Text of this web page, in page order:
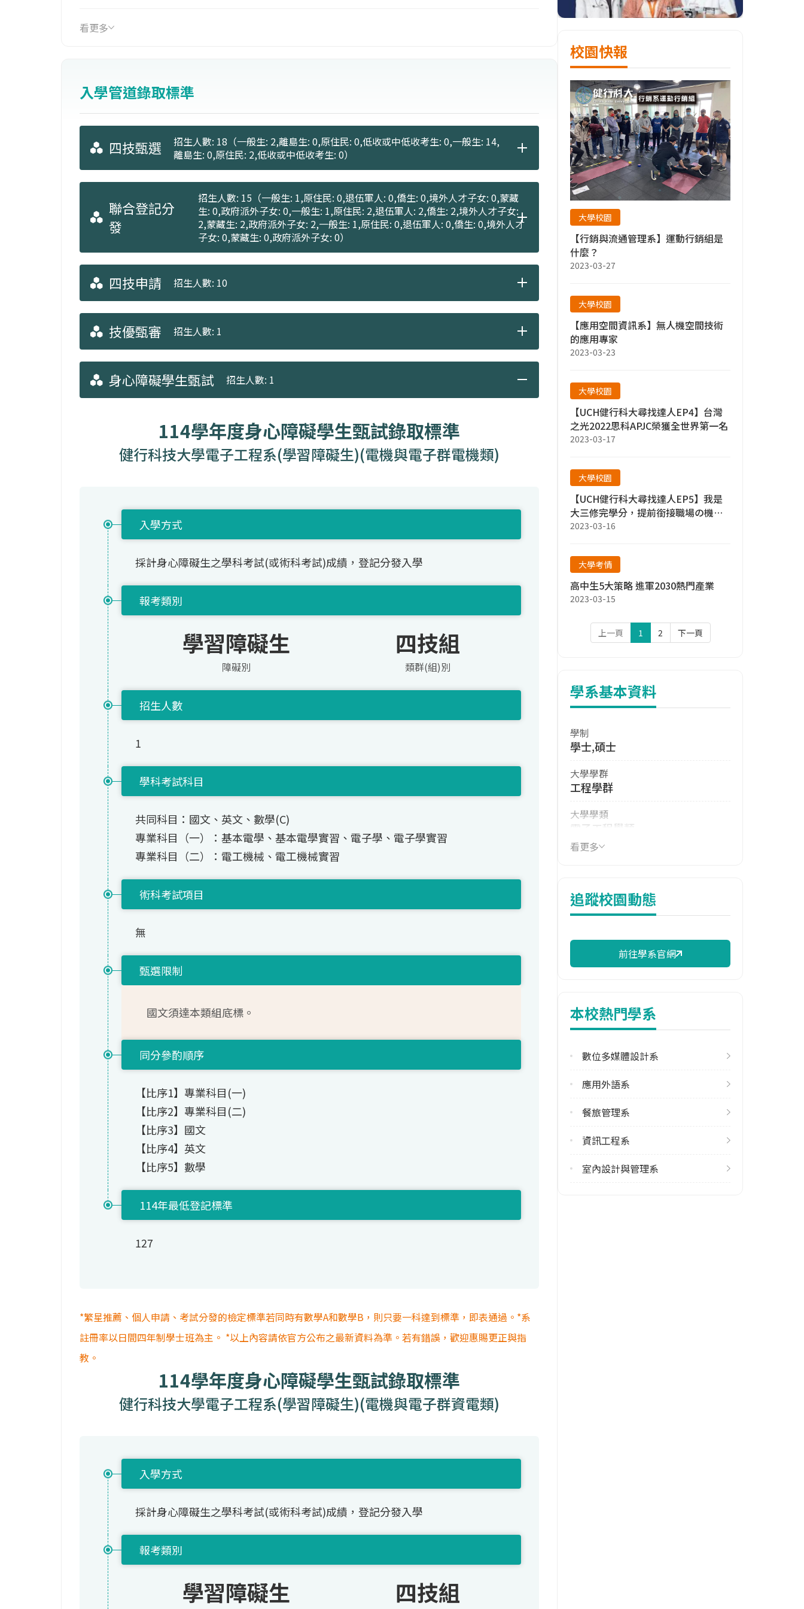
（文由健行科技大學電子工程系提供）
看更多
入學管道錄取標準
四技甄選
招生人數: 18（一般生: 2,離島生: 0,原住民: 0,低收或中低收考生: 0,一般生: 14,
離島生: 0,原住民: 2,低收或中低收考生: 0）
聯合登記分
發
招生人數: 15（一般生: 1,原住民: 0,退伍軍人: 0,僑生: 0,境外人才子女: 0,蒙藏
生: 0,政府派外子女: 0,一般生: 1,原住民: 2,退伍軍人: 2,僑生: 2,境外人才子女:
2,蒙藏生: 2,政府派外子女: 2,一般生: 1,原住民: 0,退伍軍人: 0,僑生: 0,境外人才
子女: 0,蒙藏生: 0,政府派外子女: 0）
四技申請 招生人數: 10
技優甄審 招生人數: 1
身心障礙學生甄試 招生人數: 1
114學年度身心障礙學生甄試錄取標準
健行科技大學電子工程系(學習障礙生)(電機與電子群電機類)
入學方式
採計身心障礙生之學科考試(或術科考試)成績，登記分發入學
報考類別
學習障礙生
障礙別
四技組
類群(組)別
招生人數
1
學科考試科目
共同科目：國文、英文、數學(C)
專業科目（一）：基本電學、基本電學實習、電子學、電子學實習
專業科目（二）：電工機械、電工機械實習
術科考試項目
無
甄選限制
國文須達本類組底標。
同分參酌順序
【比序1】專業科目(一)
【比序2】專業科目(二)
【比序3】國文
【比序4】英文
【比序5】數學
114年最低登記標準
127
*繁星推薦、個人申請、考試分發的檢定標準若同時有數學A和數學B，則只要一科達到標準，即表通過。*系
註冊率以日間四年制學士班為主。 *以上內容請依官方公布之最新資料為準。若有錯誤，歡迎惠賜更正與指
教。
114學年度身心障礙學生甄試錄取標準
健行科技大學電子工程系(學習障礙生)(電機與電子群資電類)
入學方式
採計身心障礙生之學科考試(或術科考試)成績，登記分發入學
報考類別
學習障礙生 四技組
校園快報
大學校園
【行銷與流通管理系】運動行銷組是
什麼？
2023-03-27
大學校園
【應用空間資訊系】無人機空間技術
的應用專家
2023-03-23
大學校園
【UCH健行科大尋找達人EP4】台灣
之光2022思科APJC榮獲全世界第一名
2023-03-17
大學校園
【UCH健行科大尋找達人EP5】我是
大三修完學分，提前銜接職場の機械
達人
2023-03-16
大學考情
高中生5大策略 進軍2030熱門產業
2023-03-15
上一頁 1 2 下一頁
學系基本資料
學制
學士,碩士
大學學群
工程學群
大學學類
電子工程學類
技職群類
114年學費
39,808 元/學期
114年雜費
14,316 元/學期
學系電話
(03)4581196 #5100
學系地址
看更多
追蹤校園動態
前往學系官網
本校熱門學系
數位多媒體設計系
應用外語系
餐旅管理系
資訊工程系
室內設計與管理系